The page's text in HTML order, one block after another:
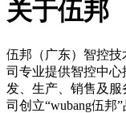
关于伍邦
伍邦（广东）智控技
司专业提供智控中
发、生产、销售及
司创立“wubang伍邦